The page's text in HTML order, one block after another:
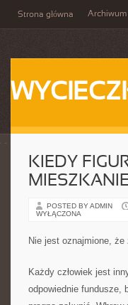
Strona główna Archiwum
KIEDY
MIESZKANIE
POSTED BY ADMIN
WYŁĄCZONA
Nie jest oznajmione,
Każdy człowiek jest
odpowiednie fundusze,